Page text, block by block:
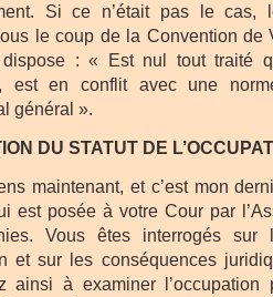
Si ce n’était pas le
le coup de la Convention de
: « Est nul tout traité
est en conflit avec une
général ».
DU STATUT DE
maintenant, et c’est mon
est posée à votre Cour par
Vous êtes interrogés sur
et sur les conséquences
ainsi à examiner l’occupation